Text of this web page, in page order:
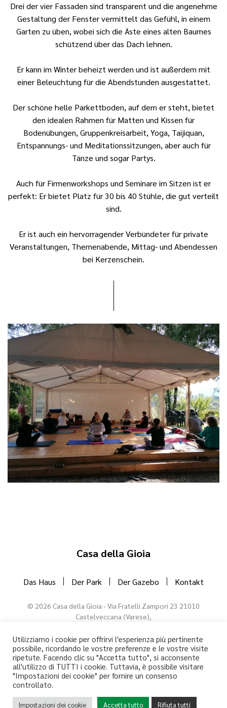
Drei der vier Fassaden sind transparent und die angenehme
Gestaltung der Fenster vermittelt das Gefühl, in einem
Garten zu üben, wobei sich die Äste eines alten Baumes
schützend über das Dach lehnen.
Er kann im Winter beheizt werden und ist außerdem mit
einer Beleuchtung für die Abendstunden ausgestattet.
Der schöne helle Parkettboden, auf dem er steht, bietet
den idealen Rahmen für Matten und Kissen für
Bodenübungen, Gruppenkreisarbeit, Yoga, Taijiquan,
Entspannungs- und Meditationssitzungen, aber auch für
Tänze und sogar Partys.
Auch für Firmenworkshops und Seminare im Sitzen ist er
perfekt: Er bietet Platz für 30 bis 40 Stühle, die gut verteilt
sind.
Er ist auch ein hervorragender Verbündeter für private
Veranstaltungen, Themenabende, Mittag- und Abendessen
bei Kerzenschein.
Casa della Gioia
Das Haus Der Park Der Gazebo Kontakt
© 2026 Casa della Gioia - Via Fratelli Zampori 23 21010
Castelveccana (Varese),
Codice CIR: 012045-CNI-00035 - CIN: IT012045C2ATZYSOAD - PIVA
10802750967
Privacy policy
Utilizziamo i cookie per offrirvi l'esperienza più pertinente
possibile, ricordando le vostre preferenze e le vostre visite
ripetute. Facendo clic su "Accetta tutto", si acconsente
all'utilizzo di TUTTI i cookie. Tuttavia, è possibile visitare
"Impostazioni dei cookie" per fornire un consenso
controllato.
Impostazioni dei cookie Accetta tutto Rifiuta tutti